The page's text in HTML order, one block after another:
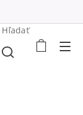
Hľadať